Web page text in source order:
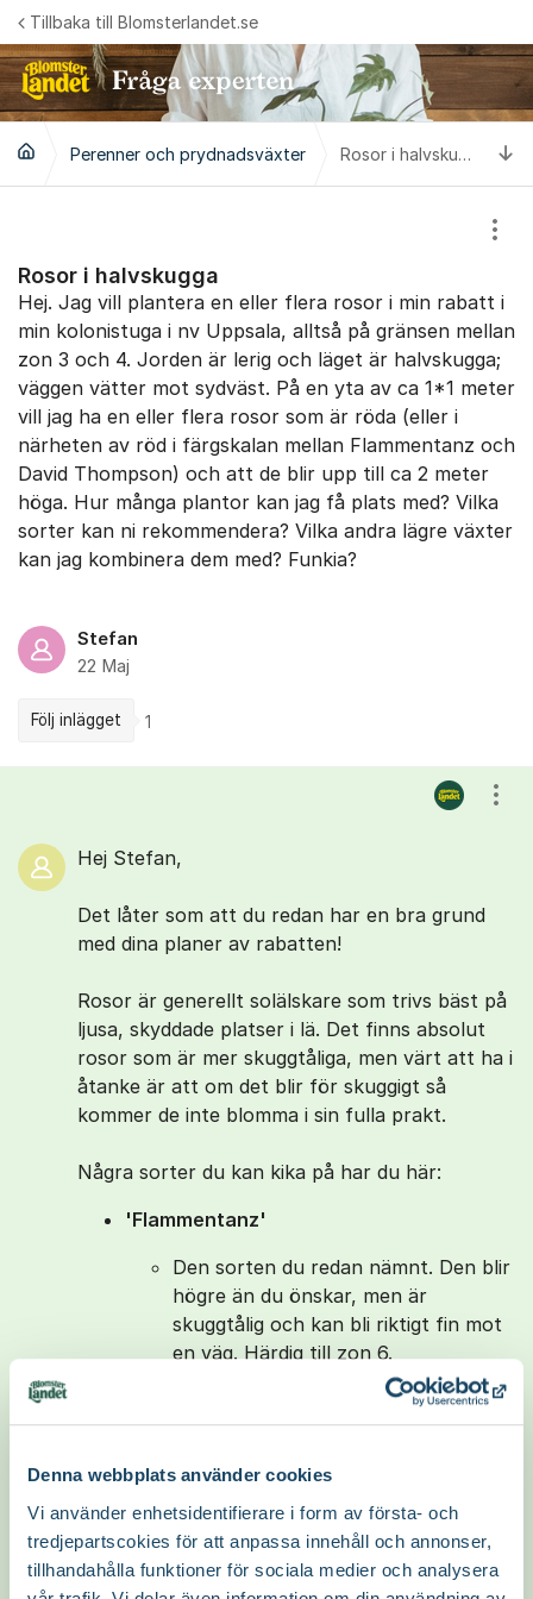
Denna webbplats använder cookies
Vi använder enhetsidentifierare i form av första- och
tredjepartscokies för att anpassa innehåll och annonser,
tillhandahålla funktioner för sociala medier och analysera
Hoppa till innehåll
Tillbaka till Blomsterlandet.se
Perenner och prydnadsväxter Rosor i halvskugga
Rosor i halvskugga
Hej. Jag vill plantera en eller flera rosor i min rabatt i
min kolonistuga i nv Uppsala, alltså på gränsen mellan
zon 3 och 4. Jorden är lerig och läget är halvskugga;
väggen vätter mot sydväst. På en yta av ca 1*1 meter
vill jag ha en eller flera rosor som är röda (eller i
närheten av röd i färgskalan mellan Flammentanz och
David Thompson) och att de blir upp till ca 2 meter
höga. Hur många plantor kan jag få plats med? Vilka
sorter kan ni rekommendera? Vilka andra lägre växter
kan jag kombinera dem med? Funkia?
Stefan
22 Maj
Följ inlägget 1
Hej Stefan,
Det låter som att du redan har en bra grund
med dina planer av rabatten!
Rosor är generellt solälskare som trivs bäst på
ljusa, skyddade platser i lä. Det finns absolut
rosor som är mer skuggtåliga, men värt att ha i
åtanke är att om det blir för skuggigt så
kommer de inte blomma i sin fulla prakt.
Några sorter du kan kika på har du här:
'Flammentanz'
Den sorten du redan nämnt. Den blir
högre än du önskar, men är
skuggtålig och kan bli riktigt fin mot
en väg. Härdig till zon 6.
men är närmare den storlek du velat
ha och klarar sig också på lite mer
skuggiga platser. Härdig hela vägen
till zon 7.